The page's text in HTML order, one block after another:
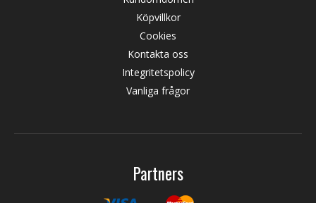
Köpvillkor
Cookies
Kontakta oss
Integritetspolicy
Vanliga frågor
Partners